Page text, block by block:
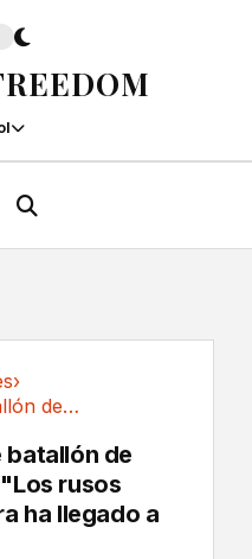
›
Kit, comandante de batallón de drones en...
batallón de
rusos
ha llegado a